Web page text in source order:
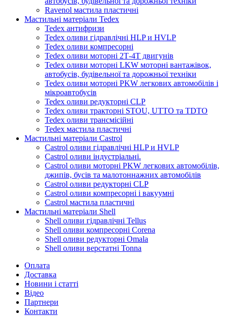
Ravenol мастила пластичні
Мастильні матеріали Tedex
Tedex антифризи
Tedex оливи гідравлічні HLP и HVLP
Tedex оливи компресорні
Tedex оливи моторні 2Т-4Т двигунів
Tedex оливи моторні LKW моторні вантажівок,
автобусів, будівельної та дорожньої техніки
Tedex оливи моторні PKW легкових автомобілів і
мікроавтобусів
Tedex оливи редукторні CLP
Tedex оливи тракторні STOU, UTTO та TDTO
Tedex оливи трансмісійні
Tedex мастила пластичні
Мастильні матеріали Castrol
Castrol оливи гідравлічні HLP и HVLP
Castrol оливи індустріальні.
Castrol оливи моторні PKW легкових автомобілів,
джипів, бусів та малотоннажних автомобілів
Castrol оливи редукторні CLP
Castrol оливи компресорні і вакуумні
Castrol мастила пластичні
Мастильні матеріали Shell
Shell оливи гідравлічні Tellus
Shell оливи компресорні Corena
Shell оливи редукторні Omala
Shell оливи верстатні Tonna
Оплата
Доставка
Новини і статті
Відео
Партнери
Контакти